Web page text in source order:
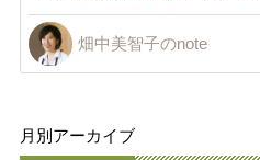
畑中美智子のnote
月別アーカイブ